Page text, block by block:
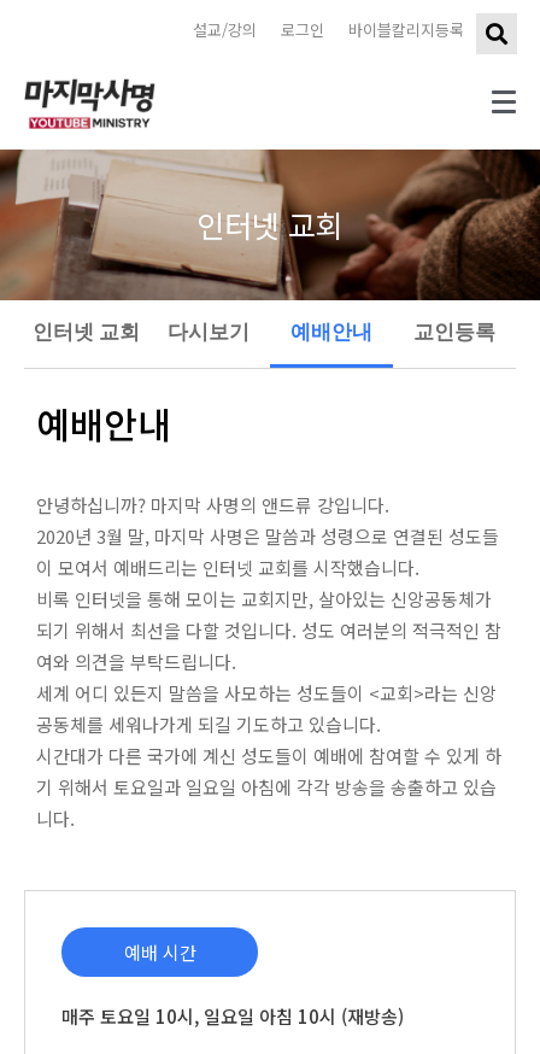
바이블칼리지등록
로그인
설교/강의
인터넷 교회
인터넷 교회 다시보기 예배안내 교인등록
예배안내
안녕하십니까? 마지막 사명의 앤드류 강입니다.
2020년 3월 말, 마지막 사명은 말씀과 성령으로 연결된 성도들
이 모여서 예배드리는 인터넷 교회를 시작했습니다.
비록 인터넷을 통해 모이는 교회지만, 살아있는 신앙공동체가
되기 위해서 최선을 다할 것입니다. 성도 여러분의 적극적인 참
여와 의견을 부탁드립니다.
세계 어디 있든지 말씀을 사모하는 성도들이 <교회>라는 신앙
공동체를 세워나가게 되길 기도하고 있습니다.
시간대가 다른 국가에 계신 성도들이 예배에 참여할 수 있게 하
기 위해서 토요일과 일요일 아침에 각각 방송을 송출하고 있습
니다.
예배 시간
매주 토요일 10시, 일요일 아침 10시 (재방송)